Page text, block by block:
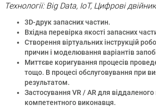
Технології: Big Data, IoT, Цифрові
3D-друк запасних частин.
Вхідна перевірка якості запасних
Створення віртуальних інструкцій
причин і моделювання варіантів
Миттєве коригування процесів
тощо. В процесі обслуговування при
результатом.
Застосування VR / AR для
компетентного виконавця.